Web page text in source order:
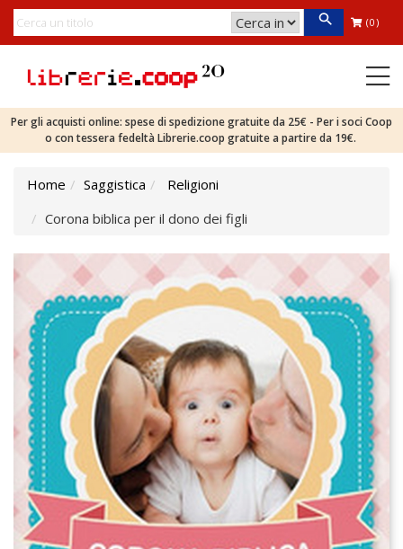
(0)
Per gli acquisti online: spese di spedizione gratuite da 25€ - Per i soci Coop
o con tessera fedeltà Librerie.coop gratuite a partire da 19€.
Home Saggistica
Religioni
Corona biblica per il dono dei figli